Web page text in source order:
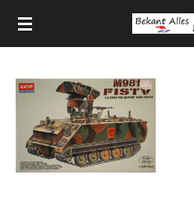
Ga
direct
hoofdinhoud